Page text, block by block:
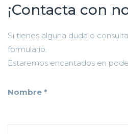
¡Contacta con
Si tienes alguna duda o
formulario.
Estaremos encantados en
Nombre *